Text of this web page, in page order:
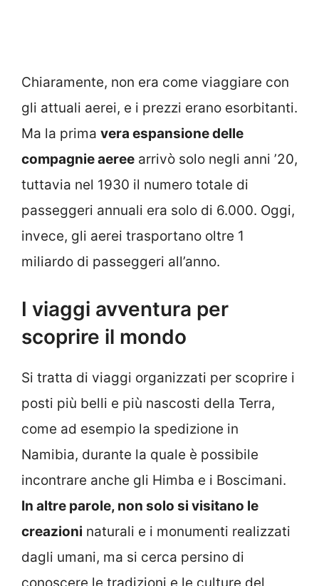
Chiaramente, non era come viaggiare con
gli attuali aerei, e i prezzi erano esorbitanti.
Ma la prima vera espansione delle
compagnie aeree arrivò solo negli anni ’20,
tuttavia nel 1930 il numero totale di
passeggeri annuali era solo di 6.000. Oggi,
invece, gli aerei trasportano oltre 1
miliardo di passeggeri all’anno.
I viaggi avventura per
scoprire il mondo
Si tratta di viaggi organizzati per scoprire i
posti più belli e più nascosti della Terra,
come ad esempio la spedizione in
Namibia, durante la quale è possibile
incontrare anche gli Himba e i Boscimani.
In altre parole, non solo si visitano le
creazioni naturali e i monumenti realizzati
dagli umani, ma si cerca persino di
conoscere le tradizioni e le culture del